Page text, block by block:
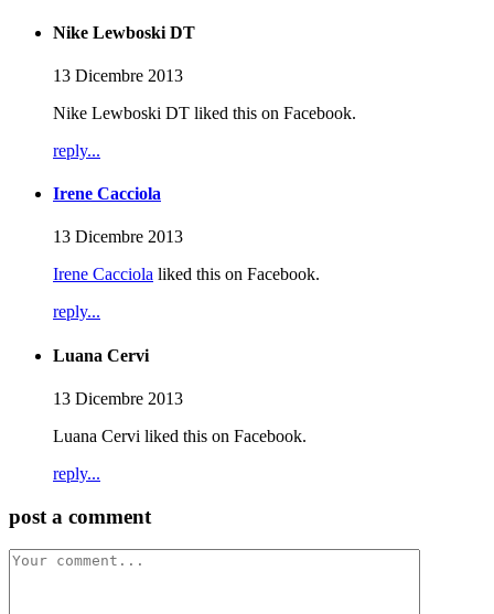
Nike Lewboski DT
13 Dicembre 2013
Nike Lewboski DT liked this on Facebook.
reply...
Irene Cacciola
13 Dicembre 2013
Irene Cacciola liked this on Facebook.
reply...
Luana Cervi
13 Dicembre 2013
Luana Cervi liked this on Facebook.
reply...
post a comment